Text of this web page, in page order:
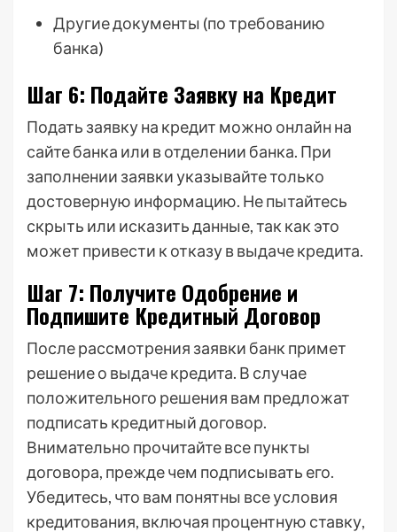
Другие документы (по требованию
банка)
Шаг 6: Подайте Заявку на Кредит
Подать заявку на кредит можно онлайн на
сайте банка или в отделении банка. При
заполнении заявки указывайте только
достоверную информацию. Не пытайтесь
скрыть или исказить данные, так как это
может привести к отказу в выдаче кредита.
Шаг 7: Получите Одобрение и
Подпишите Кредитный Договор
После рассмотрения заявки банк примет
решение о выдаче кредита. В случае
положительного решения вам предложат
подписать кредитный договор.
Внимательно прочитайте все пункты
договора, прежде чем подписывать его.
Убедитесь, что вам понятны все условия
кредитования, включая процентную ставку,